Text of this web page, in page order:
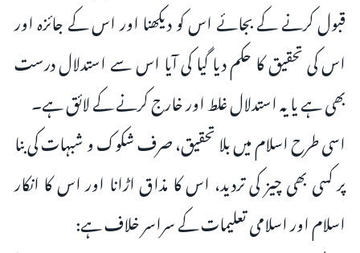
قبول کرنے کے بجائے اس کو دیکھنا اور اس کے جائزہ اور
اس کی تحقیق کا حکم دیا گیا کی آیا اس سے استدلال درست
بھی ہے یا یہ استدلال غلط اور خارج کرنے کے لائق ہے۔
اسی طرح اسلام میں بلا تحقیق، صرف شکوک و شبہات کی بنا
پر کسی بھی چیز کی تردید، اس کا مذاق اڑانا اور اس کا انکار
اسلام اور اسلامی تعلیمات کے سراسر خلاف ہے: